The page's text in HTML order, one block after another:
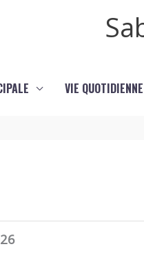
VIE QUOTIDIENNE